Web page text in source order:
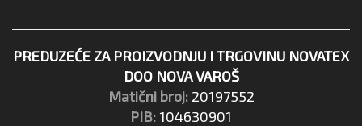
PREDUZEĆE ZA PROIZVODNJU I TRGOVINU NOVATEX
DOO NOVA VAROŠ
Matični broj: 20197552
PIB: 104630901